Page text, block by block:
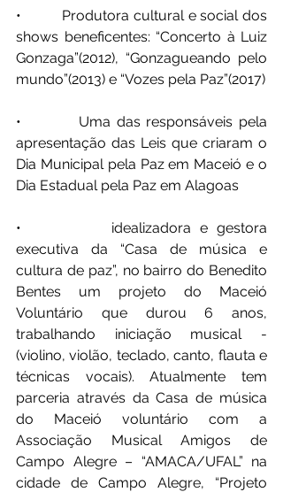
•          Produtora cultural e social dos
shows beneficentes: “Concerto à Luiz
Gonzaga”(2012), “Gonzagueando pelo
mundo”(2013) e “Vozes pela Paz”(2017)
•          Uma das responsáveis pela
apresentação das Leis que criaram o
Dia Municipal pela Paz em Maceió e o
Dia Estadual pela Paz em Alagoas
•          idealizadora e gestora
executiva da “Casa de música e
cultura de paz”, no bairro do Benedito
Bentes um projeto do Maceió
Voluntário que durou 6 anos,
trabalhando iniciação musical -
(violino, violão, teclado, canto, flauta e
técnicas vocais). Atualmente tem
parceria através da Casa de música
do Maceió voluntário com a
Associação Musical Amigos de
Campo Alegre – “AMACA/UFAL” na
cidade de Campo Alegre, “Projeto